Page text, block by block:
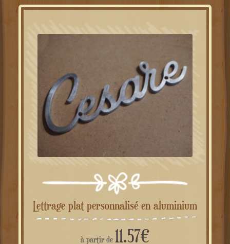
Lettrage plat personnalisé en aluminium
à partir de 11.57€